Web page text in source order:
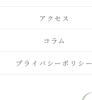
アクセス
コラム
プライバシーポリシー